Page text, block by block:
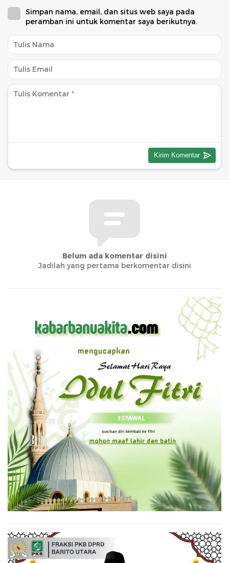
Simpan nama, email, dan situs web saya pada
peramban ini untuk komentar saya berikutnya.
Belum ada komentar disini
Jadilah yang pertama berkomentar disini